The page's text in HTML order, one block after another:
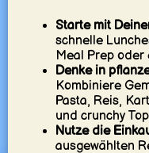
Starte mit
schnelle
Meal Prep oder
Denke in
Kombiniere
Pasta, Reis,
und crunchy
Nutze die
ausgewählten